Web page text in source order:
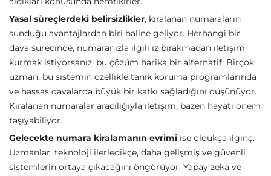
Yasal süreçlerdeki belirsizlikler, kiralanan numaraların
sunduğu avantajlardan biri haline geliyor. Herhangi bir
dava sürecinde, numaranızla ilgili iz bırakmadan iletişim
kurmak istiyorsanız, bu çözüm harika bir alternatif. Birçok
uzman, bu sistemin özellikle tanık koruma programlarında
ve hassas davalarda büyük bir katkı sağladığını düşünüyor.
Kiralanan numaralar aracılığıyla iletişim, bazen hayati önem
taşıyabiliyor.
Gelecekte numara kiralamanın evrimi ise oldukça ilginç.
Uzmanlar, teknoloji ilerledikçe, daha gelişmiş ve güvenli
sistemlerin ortaya çıkacağını öngörüyor. Yapay zeka ve